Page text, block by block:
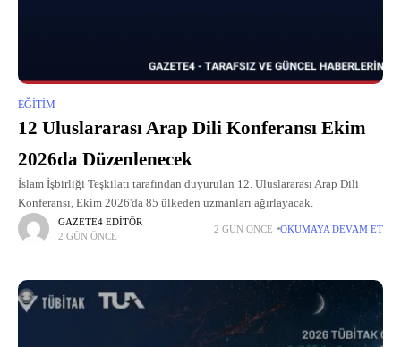
EĞITIM
12 Uluslararası Arap Dili Konferansı Ekim
2026da Düzenlenecek
İslam İşbirliği Teşkilatı tarafından duyurulan 12. Uluslararası Arap Dili
Konferansı, Ekim 2026'da 85 ülkeden uzmanları ağırlayacak.
GAZETE4 EDITÖR
2 GÜN ÖNCE
2 GÜN ÖNCE OKUMAYA DEVAM ET